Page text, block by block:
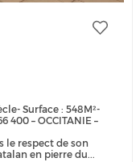
Surface : 548M²-
400 – OCCITANIE –
le respect de son
en pierre du...